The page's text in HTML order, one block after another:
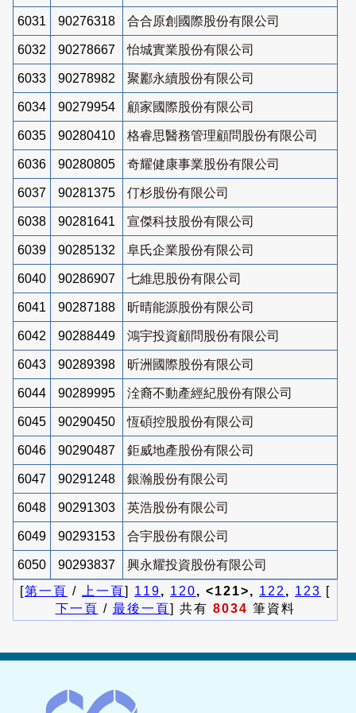
6031 90276318 合合原創國際股份有限公司
6032 90278667 怡城實業股份有限公司
6033 90278982 聚酈永續股份有限公司
6034 90279954 顧家國際股份有限公司
6035 90280410 格睿思醫務管理顧問股份有限公司
6036 90280805 奇耀健康事業股份有限公司
6037 90281375 仃杉股份有限公司
6038 90281641 宣傑科技股份有限公司
6039 90285132 阜氏企業股份有限公司
6040 90286907 七維思股份有限公司
6041 90287188 昕晴能源股份有限公司
6042 90288449 鴻宇投資顧問股份有限公司
6043 90289398 昕洲國際股份有限公司
6044 90289995 洤裔不動產經紀股份有限公司
6045 90290450 恆碩控股股份有限公司
6046 90290487 鉅威地產股份有限公司
6047 90291248 銀瀚股份有限公司
6048 90291303 英浩股份有限公司
6049 90293153 合宇股份有限公司
6050 90293837
興永耀投資股份有限公司
[第一頁 / 上一頁] 119, 120, <121>, 122 , 123 [
下一頁 / 最後一頁] 共有 8034 筆資料